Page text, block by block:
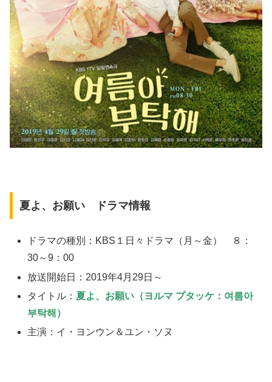
夏よ、お願い ドラマ情報
ドラマの種別：KBS１日々ドラマ（月～金） ８：
30～9：00
放送開始日：2019年4月29日～
タイトル：夏よ、お願い（ヨルマ プタッケ：여름아
부탁해）
主演：イ・ヨンウン＆ユン・ソヌ